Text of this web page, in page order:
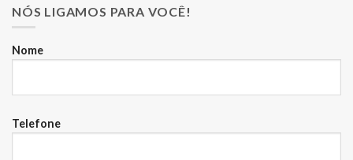
NÓS LIGAMOS PARA VOCÊ!
Nome
Telefone